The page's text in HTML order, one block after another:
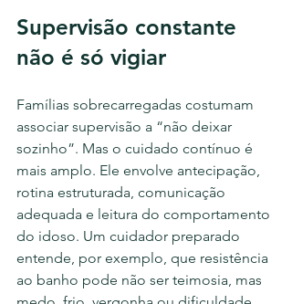
Supervisão constante
não é só vigiar
Famílias sobrecarregadas costumam
associar supervisão a “não deixar
sozinho”. Mas o cuidado contínuo é
mais amplo. Ele envolve antecipação,
rotina estruturada, comunicação
adequada e leitura do comportamento
do idoso. Um cuidador preparado
entende, por exemplo, que resistência
ao banho pode não ser teimosia, mas